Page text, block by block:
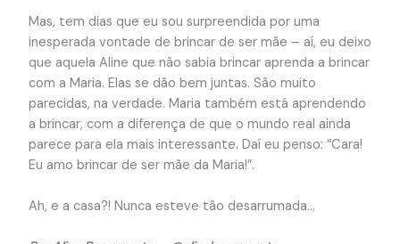
Mas, tem dias que eu sou surpreendida por uma
inesperada vontade de brincar de ser mãe – aí, eu deixo
que aquela Aline que não sabia brincar aprenda a brincar
com a Maria. Elas se dão bem juntas. São muito
parecidas, na verdade. Maria também está aprendendo
a brincar, com a diferença de que o mundo real ainda
parece para ela mais interessante. Daí eu penso: “Cara!
Eu amo brincar de ser mãe da Maria!”.
Ah, e a casa?! Nunca esteve tão desarrumada…